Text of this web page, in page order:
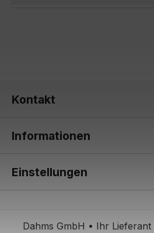
Kontakt
Informationen
Einstellungen
Dahms GmbH • Ihr